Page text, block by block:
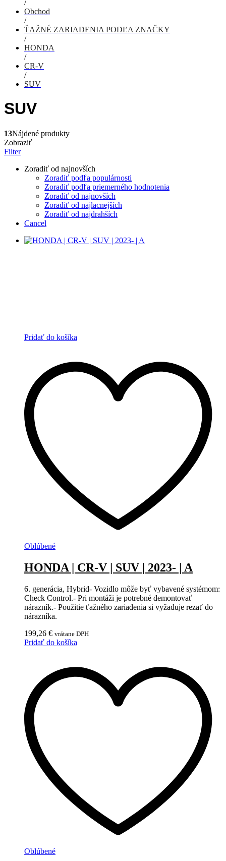
/
Obchod
/
ŤAŽNÉ ZARIADENIA PODĽA ZNAČKY
/
HONDA
/
CR-V
/
SUV
SUV
13Nájdené produkty
Zobraziť
Filter
Zoradiť od najnovších
Zoradiť podľa populárnosti
Zoradiť podľa priemerného hodnotenia
Zoradiť od najnovších
Zoradiť od najlacnejších
Zoradiť od najdrahších
Cancel
Pridať do košíka
Oblúbené
HONDA | CR-V | SUV | 2023- | A
6. generácia, Hybrid- Vozidlo môže byť vybavené systémom:
Check Control.- Pri montáži je potrebné demontovať
nárazník.- Použitie ťažného zariadenia si vyžaduje rezať do
nárazníka.
199,26 € vrátane DPH
Pridať do košíka
Oblúbené